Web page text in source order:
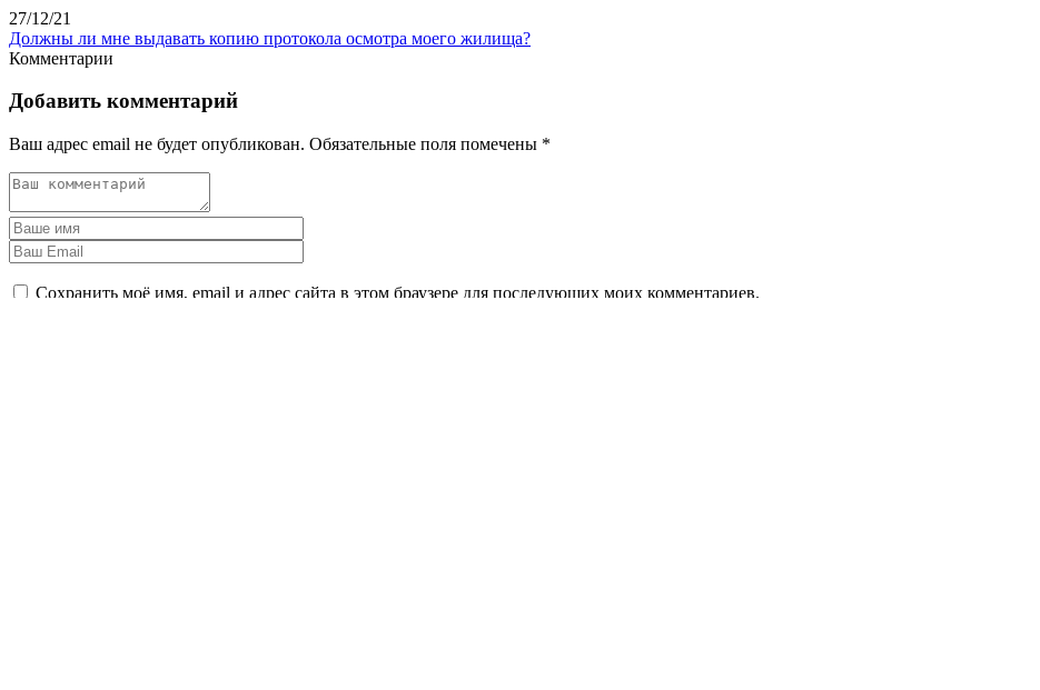
27/12/21
Должны ли мне выдавать копию протокола осмотра моего жилища?
Комментарии
Добавить комментарий
Ваш адрес email не будет опубликован. Обязательные поля помечены *
Сохранить моё имя, email и адрес сайта в этом браузере для последующих моих комментариев.